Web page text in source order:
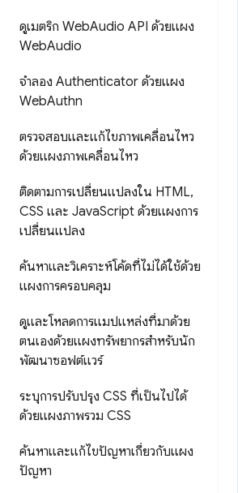
ดูเมตริก WebAudio API ด้วยแผง
WebAudio
จำลอง Authenticator ด้วยแผง
WebAuthn
ตรวจสอบและแก้ไขภาพเคลื่อนไหว
ด้วยแผงภาพเคลื่อนไหว
ติดตามการเปลี่ยนแปลงใน HTML,
CSS และ JavaScript ด้วยแผงการ
เปลี่ยนแปลง
ค้นหาและวิเคราะห์โค้ดที่ไม่ได้ใช้ด้วย
แผงการครอบคลุม
ดูและโหลดการแมปแหล่งที่มาด้วย
ตนเองด้วยแผงทรัพยากรสำหรับนัก
พัฒนาซอฟต์แวร์
ระบุการปรับปรุง CSS ที่เป็นไปได้
ด้วยแผงภาพรวม CSS
ค้นหาและแก้ไขปัญหาเกี่ยวกับแผง
ปัญหา